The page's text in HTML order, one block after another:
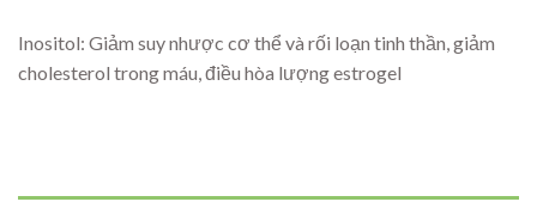
Inositol: Giảm suy nhược cơ thể và rối loạn tinh thần, giảm
cholesterol trong máu, điều hòa lượng estrogel